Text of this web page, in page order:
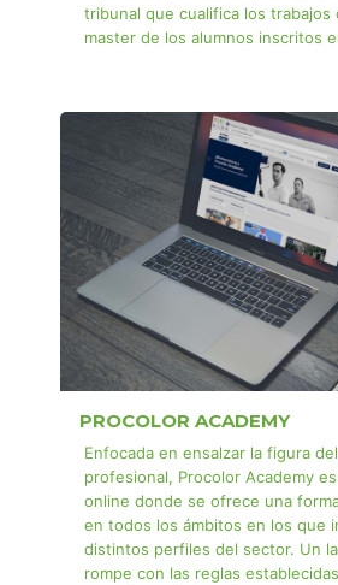
tribunal que cualifica los trabajos
master de los alumnos inscritos
PROCOLOR ACADEMY
Enfocada en ensalzar la figura
profesional, Procolor Academy
online donde se ofrece una
en todos los ámbitos en los que
distintos perfiles del sector. Un
rompe con las reglas